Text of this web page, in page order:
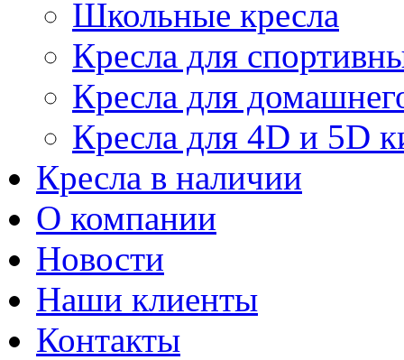
Школьные кресла
Кресла для
Кресла для
Кресла для 4D и 5D
Кресла в наличии
О компании
Новости
Наши клиенты
Контакты